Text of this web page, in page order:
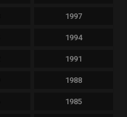
1997
1994
1991
1988
1985